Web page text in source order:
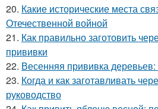
20. Какие исторические места
Отечественной войной
21. Как правильно заготовить
прививки
22. Весенняя прививка
23. Когда и как заготавливать
руководство